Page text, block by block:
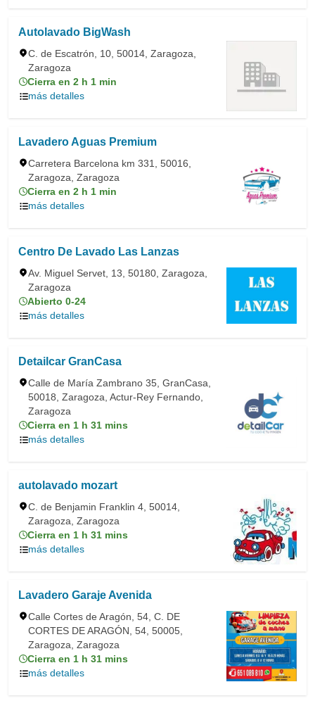
Autolavado BigWash
C. de Escatrón, 10, 50014, Zaragoza,
Zaragoza
Cierra en 2 h 1 min
más detalles
Lavadero Aguas Premium
Carretera Barcelona km 331, 50016,
Zaragoza, Zaragoza
Cierra en 2 h 1 min
más detalles
Centro De Lavado Las Lanzas
Av. Miguel Servet, 13, 50180, Zaragoza,
Zaragoza
Abierto 0-24
más detalles
Detailcar GranCasa
Calle de María Zambrano 35, GranCasa,
50018, Zaragoza, Actur-Rey Fernando,
Zaragoza
Cierra en 1 h 31 mins
más detalles
autolavado mozart
C. de Benjamin Franklin 4, 50014,
Zaragoza, Zaragoza
Cierra en 1 h 31 mins
más detalles
Lavadero Garaje Avenida
Calle Cortes de Aragón, 54, C. DE
CORTES DE ARAGÓN, 54, 50005,
Zaragoza, Zaragoza
Cierra en 1 h 31 mins
más detalles